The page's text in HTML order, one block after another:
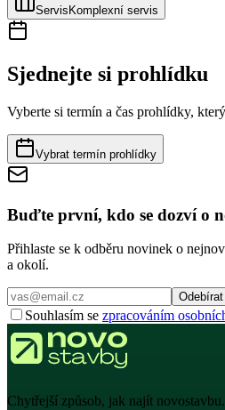
Servis Komplexní servis
Sjednejte si prohlídku
Vyberte si termín a čas prohlídky,
Vybrat termín prohlídky
Buďte první, kdo se dozví o
Přihlaste se k odběru novinek o
a okolí.
Odebírat
Souhlasím se zpracováním
Chytřejší způsob, jak najít novostavbu.